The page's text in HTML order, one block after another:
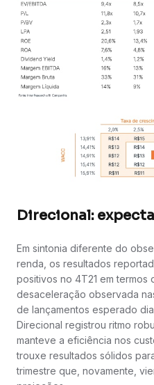
Direcional:
Em sintonia diferente do
renda, os resultados
positivos no 4T21 em termos
desaceleração observada
de lançamentos esperado
Direcional registrou ritmo
manteve a eficiência nos
trouxe resultados sólidos
trimestre que, novamente,